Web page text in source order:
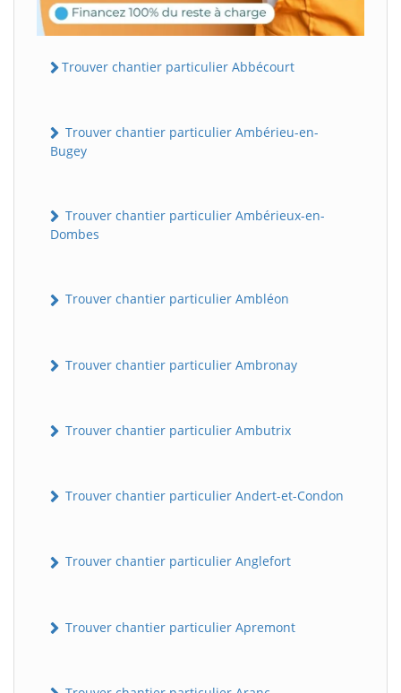
Trouver chantier particulier Abbécourt
Trouver chantier particulier Ambérieu-en-
Bugey
Trouver chantier particulier Ambérieux-en-
Dombes
Trouver chantier particulier Ambléon
Trouver chantier particulier Ambronay
Trouver chantier particulier Ambutrix
Trouver chantier particulier Andert-et-Condon
Trouver chantier particulier Anglefort
Trouver chantier particulier Apremont